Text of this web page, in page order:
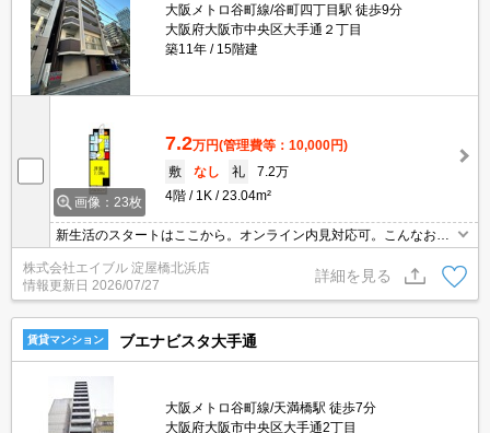
大阪メトロ谷町線/谷町四丁目駅 徒歩9分
大阪府大阪市中央区大手通２丁目
築11年
15階建
画像：23枚
7.2万円(管理費等：10,000円)
敷
なし 礼
7.2万
4階
1K 23.04m²
新生活のスタートはここから。オンライン内見対応可。こんなお部
屋に住んでお友達に自慢しちゃいましょう。退去時、エアコン洗浄
代16,500円。
株式会社エイブル 淀屋橋北浜店
情報更新日 2026/07/27
詳細を見る
賃貸マンション ブエナビスタ大手通
大阪メトロ谷町線/天満橋駅 徒歩7分
大阪府大阪市中央区大手通2丁目